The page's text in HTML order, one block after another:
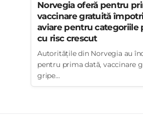
Norvegia oferă pentru
vaccinare gratuită
aviare pentru categoriile
cu risc crescut
Autoritățile din Norvegia au
pentru prima dată, vaccinare
gripe...